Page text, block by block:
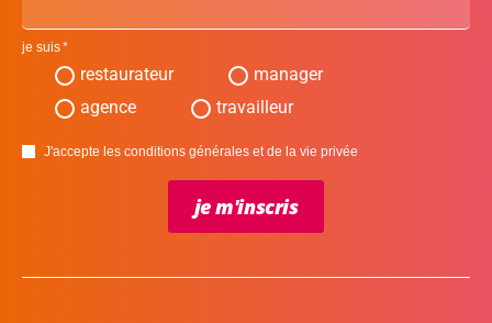
je suis
restaurateur
manager
agence
travailleur
J'accepte les conditions générales et de la vie privée
je m'inscris